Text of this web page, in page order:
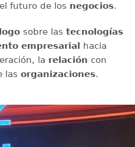
futuro de los negocios.
sobre las tecnologías
empresarial hacia
la relación con
las organizaciones.